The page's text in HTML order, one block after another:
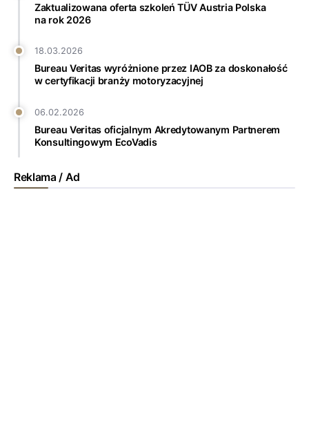
Zaktualizowana oferta szkoleń TÜV Austria Polska
na rok 2026
18.03.2026
Bureau Veritas wyróżnione przez IAOB za doskonałość
w certyfikacji branży motoryzacyjnej
06.02.2026
Bureau Veritas oficjalnym Akredytowanym Partnerem
Konsultingowym EcoVadis
Reklama / Ad